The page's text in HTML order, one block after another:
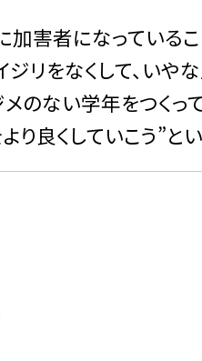
害者になっている
ジリをなくして、い
のない学年をつくっ
り良くしていこう”と